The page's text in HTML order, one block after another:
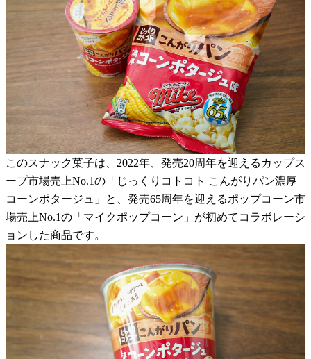
このスナック菓子は、2022年、発売20周年を迎えるカップス
ープ市場売上No.1の「じっくりコトコト こんがりパン濃厚
コーンポタージュ」と、発売65周年を迎えるポップコーン市
場売上No.1の「マイクポップコーン」が初めてコラボレーシ
ョンした商品です。